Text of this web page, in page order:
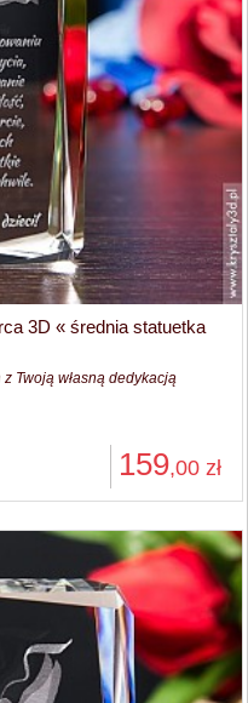
3D « średnia statuetka
Twoją własną dedykacją
159,00 zł